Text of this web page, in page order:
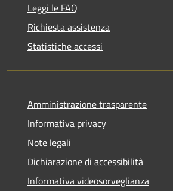
Leggi le FAQ
Richiesta assistenza
Statistiche accessi
Amministrazione trasparente
Informativa privacy
Note legali
Dichiarazione di accessibilità
Informativa videosorveglianza